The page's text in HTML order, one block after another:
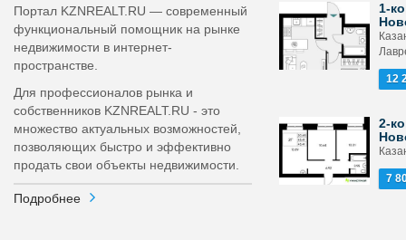
Портал KZNREALT.RU — современный
функциональный помощник на рынке
недвижимости в интернет-
пространстве.
Для профессионалов рынка и
собственников KZNREALT.RU - это
множество актуальных возможностей,
позволяющих быстро и эффективно
продать свои объекты недвижимости.
Подробнее
1-
12
2-
7